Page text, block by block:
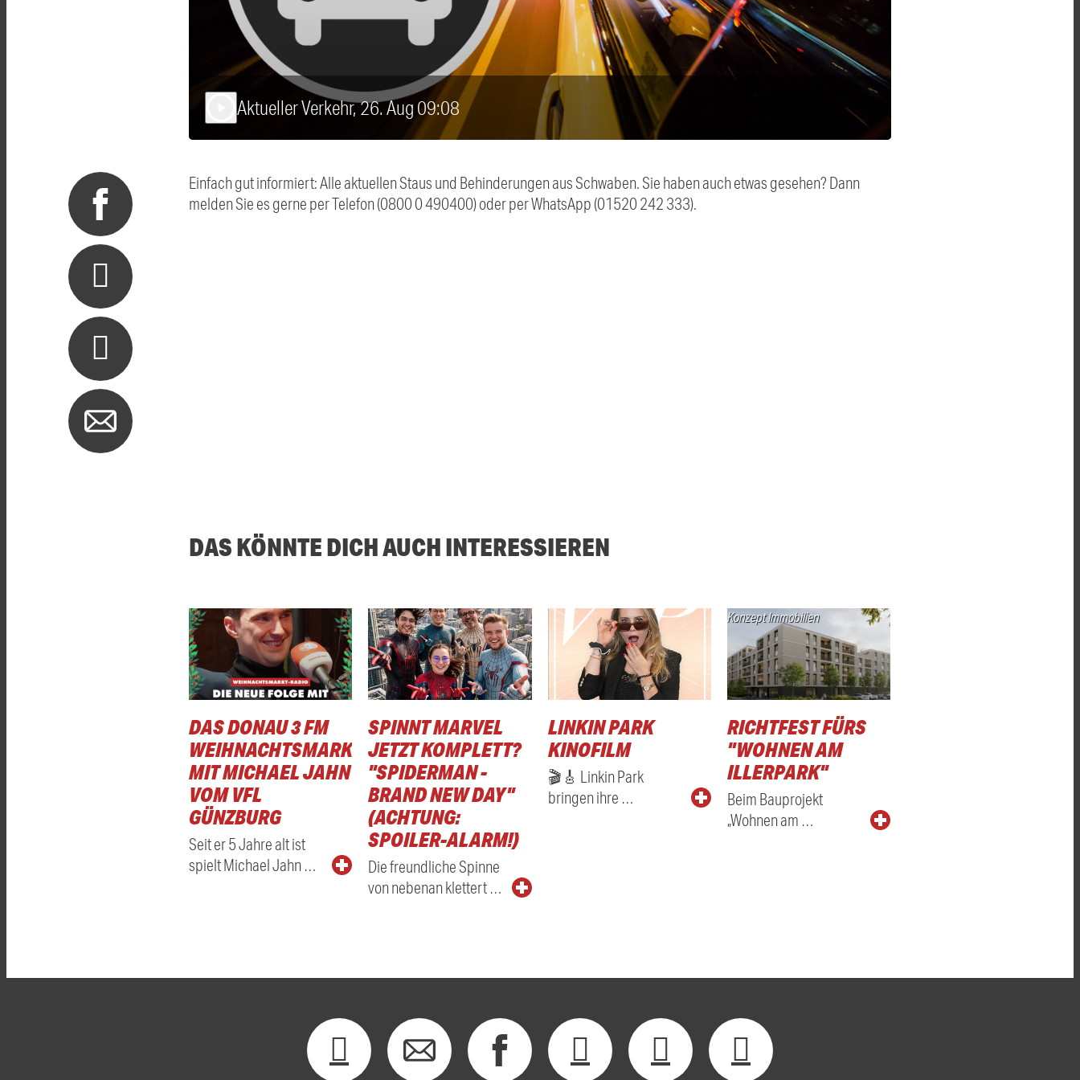
Aktueller Verkehr, 26. Aug 09:08
Einfach gut informiert: Alle aktuellen Staus und Behinderungen aus Schwaben. Sie haben auch etwas gesehen? Dann
melden Sie es gerne per Telefon (0800 0 490400) oder per WhatsApp (01520 242 333).
DAS KÖNNTE DICH AUCH INTERESSIEREN
DAS DONAU 3 FM
WEIHNACHTSMARKTRADIO
MIT MICHAEL JAHN
VOM VFL
GÜNZBURG
Seit er 5 Jahre alt ist
spielt Michael Jahn …
SPINNT MARVEL
JETZT KOMPLETT?
"SPIDERMAN -
BRAND NEW DAY"
(ACHTUNG:
SPOILER-ALARM!)
Die freundliche Spinne
von nebenan klettert …
LINKIN PARK
KINOFILM
🎬🎸 Linkin Park
bringen ihre …
Konzept Immobilien
RICHTFEST FÜRS
"WOHNEN AM
ILLERPARK"
Beim Bauprojekt
„Wohnen am …